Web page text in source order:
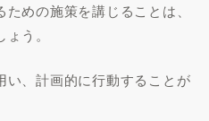
めの施策を講じることは、
う。
い、計画的に行動することが